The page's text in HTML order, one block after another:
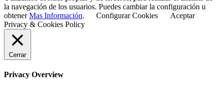
la navegación de los usuarios. Puedes cambiar la configuración u
obtenerMas Información. Configurar Cookies
Aceptar
Privacy & Cookies Policy
Cerrar
Privacy Overview